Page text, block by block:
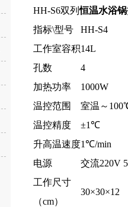
HH-S6双列恒温水浴锅
指标\型号
HH-
工作室容积14L
孔数
4
加热功率
1000W
温控范围
室温～
温控精度
±1℃
升高温速度1℃/min
电源
交流220V
工作尺寸
（cm）
30×30×12